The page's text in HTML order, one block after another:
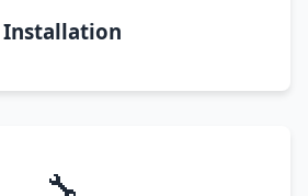
Installation